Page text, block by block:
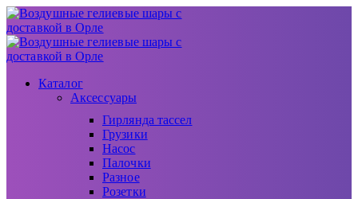
Каталог
Аксессуары
Гирлянда тассел
Грузики
Насос
Палочки
Разное
Розетки